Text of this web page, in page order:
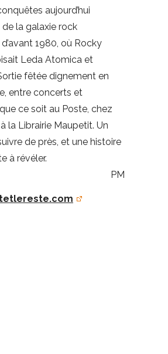
aujourd’hui
la galaxie rock
1980, où Rocky
Leda Atomica et
fêtée dignement en
entre concerts et
ce soit au Poste, chez
la Librairie Maupetit. Un
de près, et une histoire
à révéler.
PM